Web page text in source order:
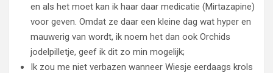
en als het moet kan ik haar daar medicatie (Mirtazapine)
voor geven. Omdat ze daar een kleine dag wat hyper en
mauwerig van wordt, ik noem het dan ook Orchids
jodelpilletje, geef ik dit zo min mogelijk;
Ik zou me niet verbazen wanneer Wiesje eerdaags krols